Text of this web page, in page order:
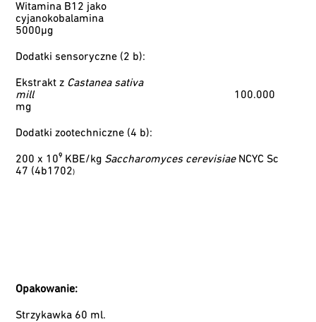
Witamina B12 jako
cyjanokobalamina
5000µg
Dodatki sensoryczne (2 b):
Ekstrakt z Castanea sativa
mill
100.000
mg
Dodatki zootechniczne (4 b):
200 x 10⁹ KBE/kg Saccharomyces cerevisiaeNCYC Sc
47 (4b1702)
Opakowanie:
Strzykawka 60 ml.